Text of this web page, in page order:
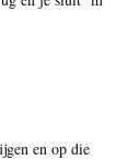
en op die